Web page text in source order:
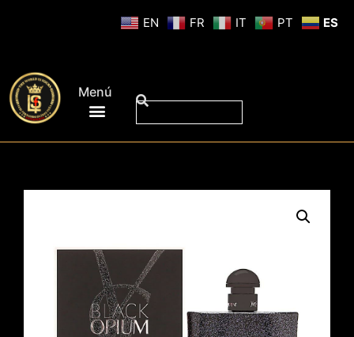
Menú
EN FR IT PT ES